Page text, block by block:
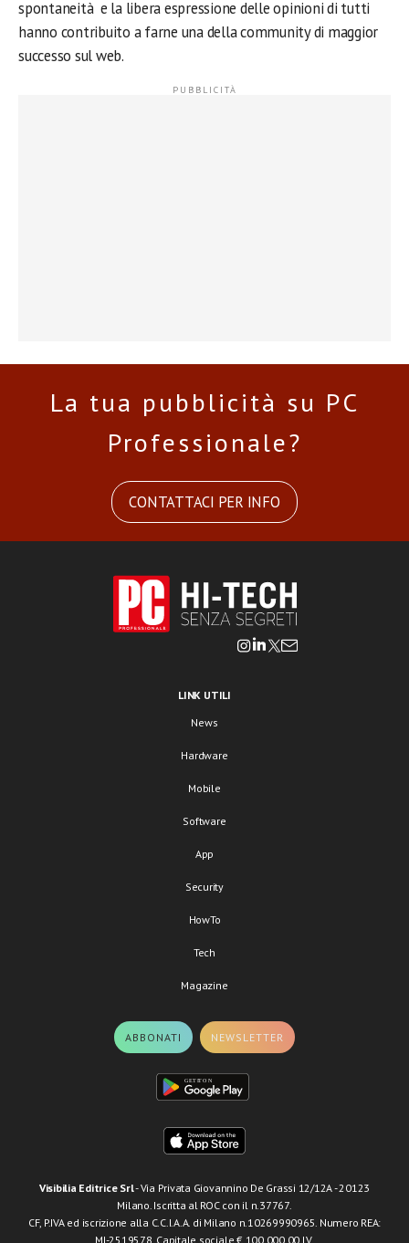
spontaneità e la libera espressione delle opinioni di tutti
hanno contribuito a farne una della community di maggior
successo sul web.
La tua pubblicità su PC
Professionale?
CONTATTACI PER INFO
LINK UTILI
News
Hardware
Mobile
Software
App
Security
HowTo
Tech
Magazine
ABBONATI NEWSLETTER
Visibilia Editrice Srl- Via Privata Giovannino De Grassi 12/12A - 20123
Milano. Iscritta al ROC con il n.37767.
CF, P.IVA ed iscrizione alla C.C.I.A.A. di Milano n.10269990965. Numero REA:
MI-2519578. Capitale sociale € 100.000,00 I.V.